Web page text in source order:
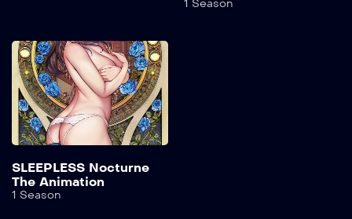
1 Season
SLEEPLESS Nocturne
The Animation
1 Season